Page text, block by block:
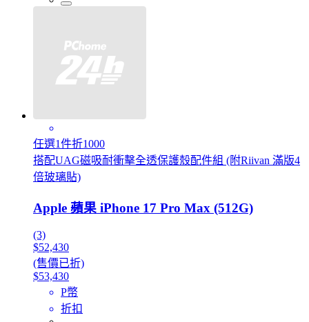
任選1件折1000
搭配UAG磁吸耐衝擊全透保護殼配件組 (附Riivan 滿版4
倍玻璃貼)
Apple 蘋果 iPhone 17 Pro Max (512G)
(3)
$52,430
(售價已折)
$53,430
P幣
折扣